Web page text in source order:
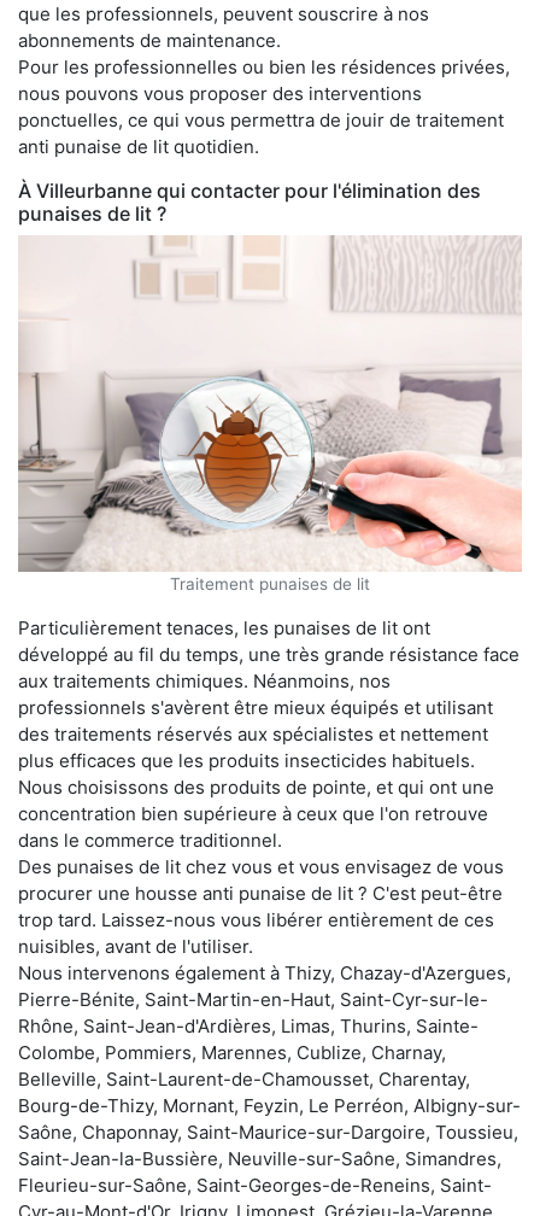
que les professionnels, peuvent souscrire à nos
abonnements de maintenance.
Pour les professionnelles ou bien les résidences privées,
nous pouvons vous proposer des interventions
ponctuelles, ce qui vous permettra de jouir de traitement
anti punaise de lit quotidien.
À Villeurbanne qui contacter pour l'élimination des
punaises de lit ?
Traitement punaises de lit
Particulièrement tenaces, les punaises de lit ont
développé au fil du temps, une très grande résistance face
aux traitements chimiques. Néanmoins, nos
professionnels s'avèrent être mieux équipés et utilisant
des traitements réservés aux spécialistes et nettement
plus efficaces que les produits insecticides habituels.
Nous choisissons des produits de pointe, et qui ont une
concentration bien supérieure à ceux que l'on retrouve
dans le commerce traditionnel.
Des punaises de lit chez vous et vous envisagez de vous
procurer une housse anti punaise de lit ? C'est peut-être
trop tard. Laissez-nous vous libérer entièrement de ces
nuisibles, avant de l'utiliser.
Nous intervenons également à Thizy, Chazay-d'Azergues,
Pierre-Bénite, Saint-Martin-en-Haut, Saint-Cyr-sur-le-
Rhône, Saint-Jean-d'Ardières, Limas, Thurins, Sainte-
Colombe, Pommiers, Marennes, Cublize, Charnay,
Belleville, Saint-Laurent-de-Chamousset, Charentay,
Bourg-de-Thizy, Mornant, Feyzin, Le Perréon, Albigny-sur-
Saône, Chaponnay, Saint-Maurice-sur-Dargoire, Toussieu,
Saint-Jean-la-Bussière, Neuville-sur-Saône, Simandres,
Fleurieu-sur-Saône, Saint-Georges-de-Reneins, Saint-
Cyr-au-Mont-d'Or, Irigny, Limonest, Grézieu-la-Varenne,